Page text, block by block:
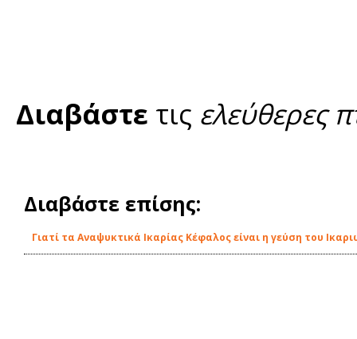
Διαβάστε τις ελεύθερες
Διαβάστε επίσης:
Γιατί τα Αναψυκτικά Ικαρίας Κέφαλος είναι η γεύση του